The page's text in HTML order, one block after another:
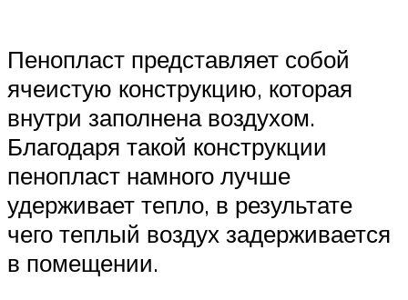
Пенопласт представляет собой
ячеистую конструкцию, которая
внутри заполнена воздухом.
Благодаря такой конструкции
пенопласт намного лучше
удерживает тепло, в результате
чего теплый воздух задерживается
в помещении.